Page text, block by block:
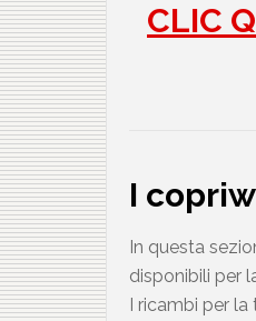
CLIC
I
In questa
disponibili per
I ricambi per